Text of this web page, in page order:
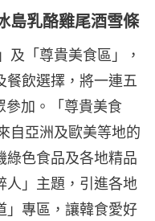
乳酪雞尾酒雪條
及「尊貴美食區」，
餐飲選擇，將一連五
參加。「尊貴美食
自亞洲及歐美等地的
綠色食品及各地精品
人」主題，引進各地
」專區，讓韓食愛好